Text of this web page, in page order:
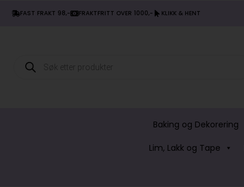
FAST FRAKT 98,- FRAKTFRITT OVER 1000,- KLIKK & HENT
Products
search
Baking og Dekorering
Lim, Lakk og Tape